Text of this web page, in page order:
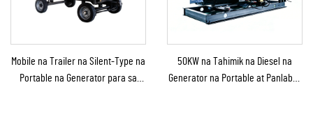
Mobile na Trailer na Silent-Type na
Portable na Generator para sa
50KW na Tahimik na Diesel na
Generator na Portable at Panlabas